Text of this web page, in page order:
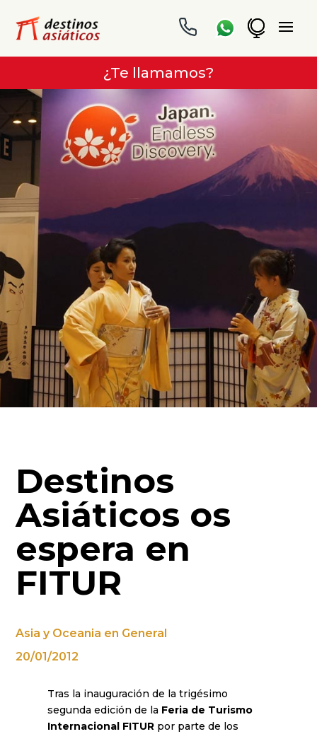
¿Te llamamos?
Destinos
Asiáticos os
espera en
FITUR
Asia y Oceania en General
20/01/2012
Tras la inauguración de la trigésimo
segunda edición de la Feria de Turismo
Internacional FITUR por parte de los